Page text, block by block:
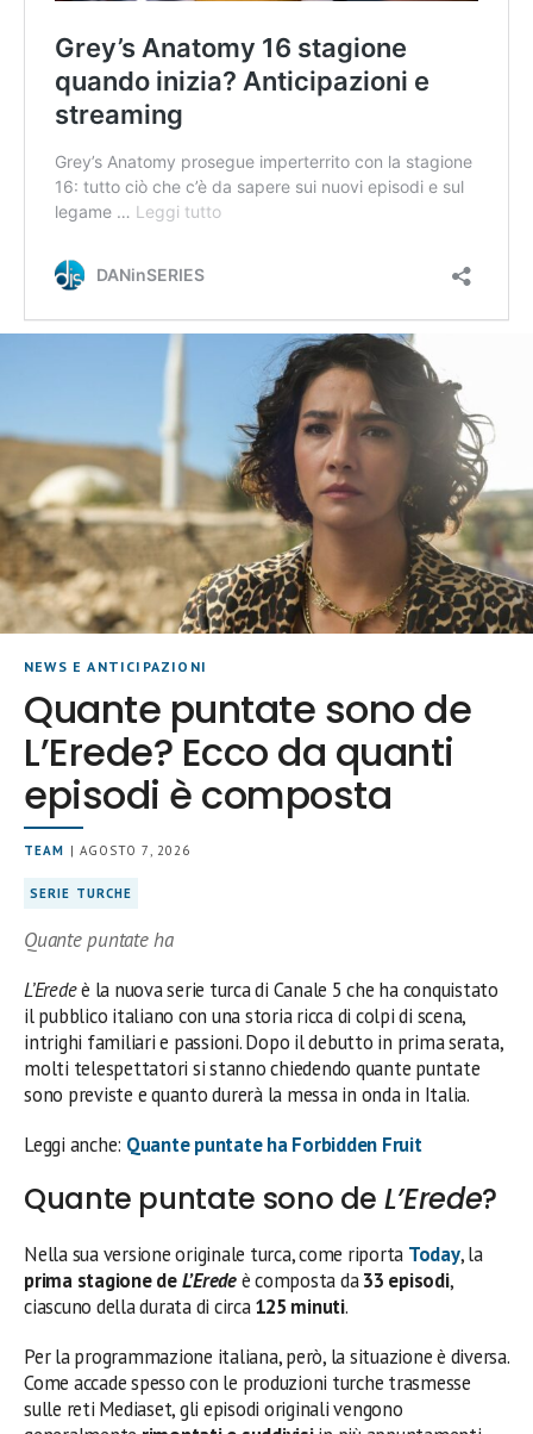
NEWS E ANTICIPAZIONI
Quante puntate sono de
L’Erede? Ecco da quanti
episodi è composta
TEAM | AGOSTO 7, 2026
SERIE TURCHE
Quante puntate ha
L’Eredeè la nuova serie turca di Canale 5 che ha conquistato
il pubblico italiano con una storia ricca di colpi di scena,
intrighi familiari e passioni. Dopo il debutto in prima serata,
molti telespettatori si stanno chiedendo quante puntate
sono previste e quanto durerà la messa in onda in Italia.
Leggi anche: Quante puntate ha Forbidden Fruit
Quante puntate sono de L’Erede?
Nella sua versione originale turca, come riporta Today, la
prima stagione deL’Eredeè composta da33 episodi,
ciascuno della durata di circa125 minuti.
Per la programmazione italiana, però, la situazione è diversa.
Come accade spesso con le produzioni turche trasmesse
sulle reti Mediaset, gli episodi originali vengono